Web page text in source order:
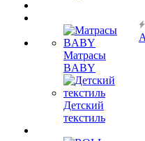
Матрасы
BABY
Детский
текстиль